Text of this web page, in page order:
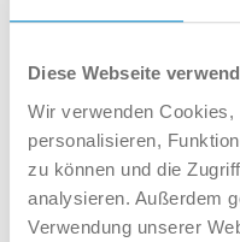
Diese Webseite
Wir verwenden
personalisieren,
zu können und die
analysieren. Außerdem
Verwendung unserer